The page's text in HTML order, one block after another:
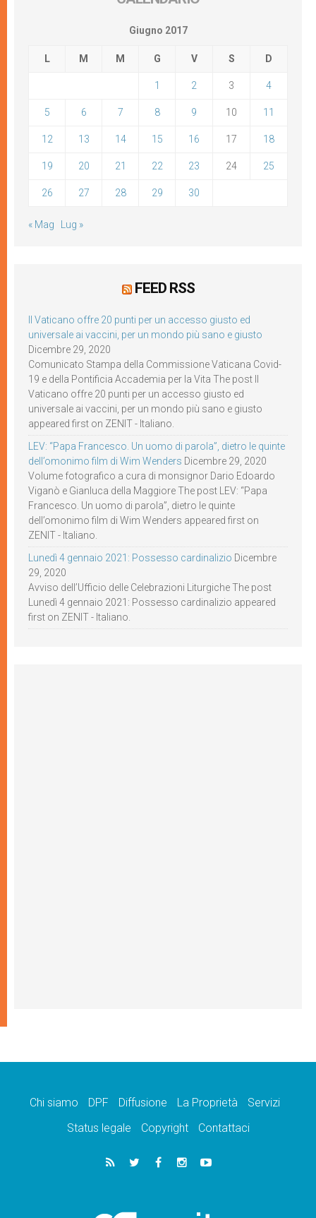
Giugno 2017
L M M G V S D
1 2 3 4
5 6 7 8 9 10 11
12 13 14 15 16 17 18
19 20 21 22 23 24 25
26 27 28 29 30
« Mag Lug »
FEED RSS
Il Vaticano offre 20 punti per un accesso giusto ed
universale ai vaccini, per un mondo più sano e giusto
Dicembre 29, 2020
Comunicato Stampa della Commissione Vaticana Covid-
19 e della Pontificia Accademia per la Vita The post Il
Vaticano offre 20 punti per un accesso giusto ed
universale ai vaccini, per un mondo più sano e giusto
appeared first on ZENIT - Italiano.
LEV: “Papa Francesco. Un uomo di parola”, dietro le quinte
dell’omonimo film di Wim Wenders Dicembre 29, 2020
Volume fotografico a cura di monsignor Dario Edoardo
Viganò e Gianluca della Maggiore The post LEV: “Papa
Francesco. Un uomo di parola”, dietro le quinte
dell’omonimo film di Wim Wenders appeared first on
ZENIT - Italiano.
Lunedì 4 gennaio 2021: Possesso cardinalizio Dicembre
29, 2020
Avviso dell’Ufficio delle Celebrazioni Liturgiche The post
Lunedì 4 gennaio 2021: Possesso cardinalizio appeared
first on ZENIT - Italiano.
Chi siamo DPF Diffusione La Proprietà
Servizi
Status legale
Copyright Contattaci